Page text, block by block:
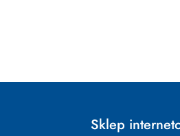
Sklep